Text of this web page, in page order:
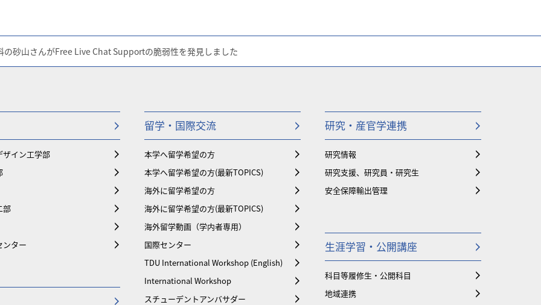
砂山さんがFree Live Chat Supportの脆弱性を発見しました
ザイン工学部
部
ンター
留学・国際交流
本学へ留学希望の方
本学へ留学希望の方(最新TOPICS)
海外に留学希望の方
海外に留学希望の方(最新TOPICS)
海外留学動画（学内者専用）
国際センター
TDU International Workshop (English)
International Workshop
スチューデントアンバサダー
研究・産官学連携
研究情報
研究支援、研究員・研究生
安全保障輸出管理
生涯学習・公開講座
科目等履修生・公開科目
地域連携